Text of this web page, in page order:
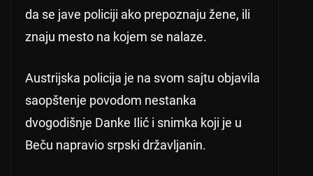
da se jave policiji ako prepoznaju žene, ili
znaju mesto na kojem se nalaze.
Austrijska policija je na svom sajtu objavila
saopštenje povodom nestanka
dvogodišnje Danke Ilić i snimka koji je u
Beču napravio srpski državljanin.